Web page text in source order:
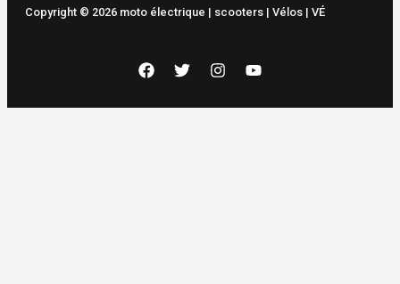
Copyright © 2026 moto électrique | scooters | Vélos | VÉ